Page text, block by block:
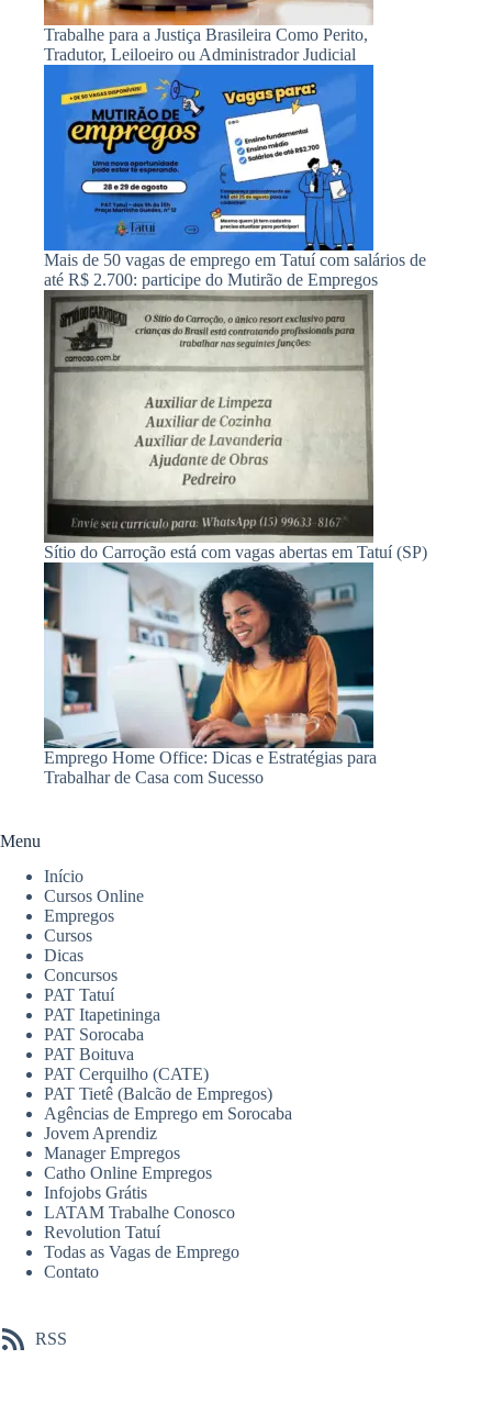
Trabalhe para a Justiça Brasileira Como Perito,
Tradutor, Leiloeiro ou Administrador Judicial
Mais de 50 vagas de emprego em Tatuí com salários de
até R$ 2.700: participe do Mutirão de Empregos
Sítio do Carroção está com vagas abertas em Tatuí (SP)
Emprego Home Office: Dicas e Estratégias para
Trabalhar de Casa com Sucesso
Menu
Início
Cursos Online
Empregos
Cursos
Dicas
Concursos
PAT Tatuí
PAT Itapetininga
PAT Sorocaba
PAT Boituva
PAT Cerquilho (CATE)
PAT Tietê (Balcão de Empregos)
Agências de Emprego em Sorocaba
Jovem Aprendiz
Manager Empregos
Catho Online Empregos
Infojobs Grátis
LATAM Trabalhe Conosco
Revolution Tatuí
Todas as Vagas de Emprego
Contato
RSS